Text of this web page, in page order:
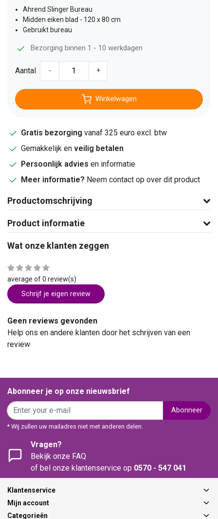
Ahrend Slinger Bureau
Midden eiken blad - 120 x 80 cm
Gebruikt bureau
Bezorging binnen 1 - 10 werkdagen
Aantal - +
Winkelwagen
Gratis bezorging vanaf 325 euro excl. btw
Gemakkelijk en veilig betalen
Persoonlijk advies en informatie
Meer informatie? Neem contact op over dit product
Productomschrijving
Product informatie
Wat onze klanten zeggen
average of 0 review(s)
Schrijf je eigen review
Geen reviews gevonden
Help ons en andere klanten door het schrijven van een
review
Abonneer je op onze nieuwsbrief
Abonneer
* Wij zullen uw mailadres niet met anderen delen.
Vragen?
Bekijk onze FAQ
of bel onze klantenservice op 0570 - 547 041
Klantenservice
Mijn account
Categorieën